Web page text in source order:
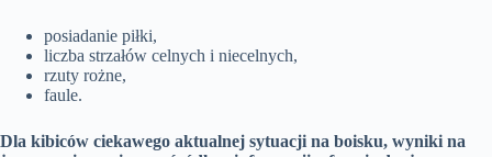
posiadanie piłki,
liczba strzałów celnych i niecelnych,
rzuty rożne,
faule.
Dla kibiców ciekawego aktualnej sytuacji na boisku, wyniki na